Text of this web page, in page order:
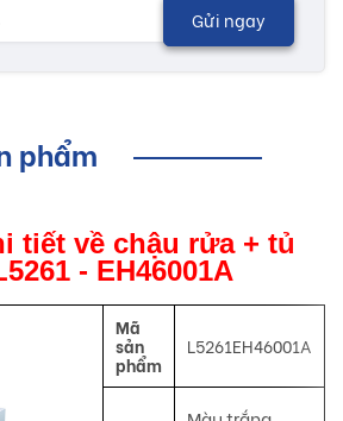
Gửi ngay
phẩm
tiết về chậu rửa + tủ
- EH46001A
Mã
sản
phẩm
L5261EH46001A